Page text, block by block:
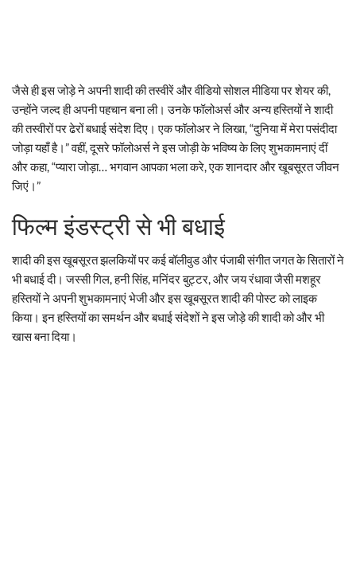
जैसे ही इस जोड़े ने अपनी शादी की तस्वीरें और वीडियो सोशल मीडिया पर शेयर की,
उन्होंने जल्द ही अपनी पहचान बना ली। उनके फॉलोअर्स और अन्य हस्तियों ने शादी
की तस्वीरों पर ढेरों बधाई संदेश दिए। एक फॉलोअर ने लिखा, “दुनिया में मेरा पसंदीदा
जोड़ा यहाँ है।” वहीं, दूसरे फॉलोअर्स ने इस जोड़ी के भविष्य के लिए शुभकामनाएं दीं
और कहा, “प्यारा जोड़ा… भगवान आपका भला करे, एक शानदार और खूबसूरत जीवन
जिएं।”
फिल्म इंडस्ट्री से भी बधाई
शादी की इस खूबसूरत झलकियों पर कई बॉलीवुड और पंजाबी संगीत जगत के सितारों ने
भी बधाई दी। जस्सी गिल, हनी सिंह, मनिंदर बुट्टर, और जय रंधावा जैसी मशहूर
हस्तियों ने अपनी शुभकामनाएं भेजी और इस खूबसूरत शादी की पोस्ट को लाइक
किया। इन हस्तियों का समर्थन और बधाई संदेशों ने इस जोड़े की शादी को और भी
खास बना दिया।